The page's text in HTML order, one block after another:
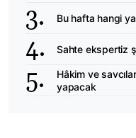
Bu hafta hangi
Sahte ekspertiz
Hâkim ve
yapacak